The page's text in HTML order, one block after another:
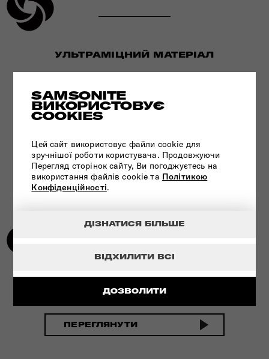
SAMSONITE
ВИКОРИСТОВУЄ
COOKIES
Цей сайт використовує файли cookie для
зручнішої роботи користувача. Продовжуючи
Перегляд сторінок сайту, Ви погоджуєтесь на
використання файлів cookie та Політикою
Конфіденційності.
ДОЗВОЛИТИ
ВІДХИЛИТИ ВСІ
ДІЗНАТИСЯ БІЛЬШЕ
УЛЬТРАМІЦНИЙ МАТЕРІАЛ
ПЕРЕГЛЯНУТИ
ІННОВАЦІЙНА ТЕХНОЛОГІЯ
ПЕРЕГЛЯНУТИ